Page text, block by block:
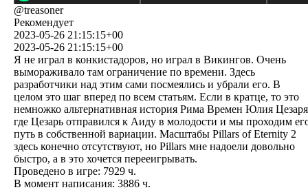
@treasoner
Рекомендует
2023-05-26 21:15:15+00
2023-05-26 21:15:15+00
Я не играл в конкистадоров, но играл в Викингов. Очень
вымораживало там ограничение по времени. Здесь
разработчики над этим сами посмеялись и убрали его. В
целом это шаг вперед по всем статьям. Если в кратце, то это
немножко альтернативная история Рима Времен Юлия
где Цезарь отправился к Аиду в молодости и мы проходим
путь в собственной вариации. Масштабы Pillars of Eternity 2
здесь конечно отсутствуют, но Pillars мне надоели довольно
быстро, а в это хочется перееигрывать.
Проведено в игре: 7929 ч.
В момент написания: 3886 ч.